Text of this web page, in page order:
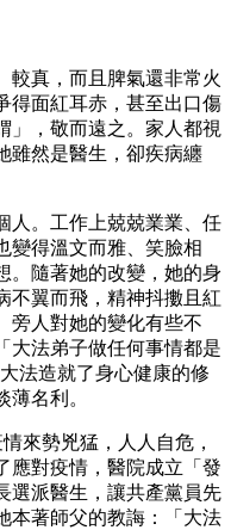
較真，而且脾氣還非常火
得面紅耳赤，甚至出口傷
」，敬而遠之。家人都視
雖然是醫生，卻疾病纏
人。工作上兢兢業業、任
變得溫文而雅、笑臉相
。隨著她的改變，她的身
不翼而飛，精神抖擻且紅
旁人對她的變化有些不
大法弟子做任何事情都是
法造就了身心健康的修
名利。
來勢兇猛，人人自危，
應對疫情，醫院成立「發
選派醫生，讓共產黨員先
本著師父的教誨：「大法